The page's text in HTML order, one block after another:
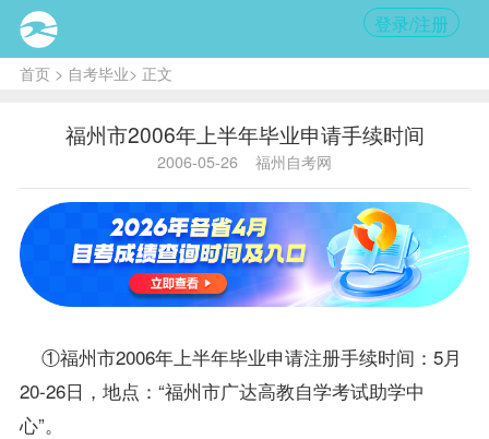
登录/注册
首页> 自考毕业> 正文
福州市2006年上半年毕业申请手续时间
2006-05-26 福州自考网
①福州市2006年上半年毕业申请注册手续时间：5月
20-26日，地点：“福州市广达高教自学考试助学中
心”。